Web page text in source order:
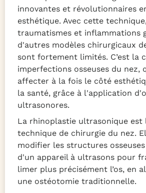
innovantes et révolutionnaires
esthétique. Avec cette
traumatismes et inflammations
d'autres modèles chirurgicaux
sont fortement limités. C’est la
imperfections osseuses du nez,
affecter à la fois le côté
la santé, grâce à l'application
ultrasonores.
La rhinoplastie ultrasonique est
technique de chirurgie du nez.
modifier les structures osseuses
d'un appareil à ultrasons pour
limer plus précisément l’os, en
une ostéotomie traditionnelle.